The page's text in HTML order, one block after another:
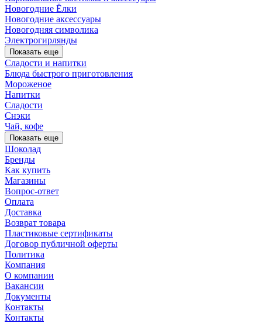
Новогодние Ёлки
Новогодние аксессуары
Новогодняя символика
Электрогирлянды
Показать еще
Сладости и напитки
Блюда быстрого приготовления
Мороженое
Напитки
Сладости
Снэки
Чай, кофе
Показать еще
Шоколад
Бренды
Как купить
Магазины
Вопрос-ответ
Оплата
Доставка
Возврат товара
Пластиковые сертификаты
Договор публичной оферты
Политика
Компания
О компании
Вакансии
Документы
Контакты
Контакты